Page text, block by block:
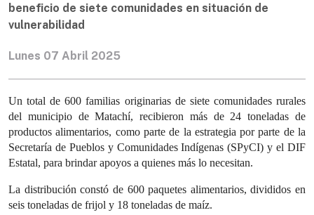
beneficio de siete comunidades en situación de
vulnerabilidad
Lunes 07 Abril 2025
Un total de 600 familias originarias de siete comunidades rurales
del municipio de Matachí, recibieron más de 24 toneladas de
productos alimentarios, como parte de la estrategia por parte de la
Secretaría de Pueblos y Comunidades Indígenas (SPyCI) y el DIF
Estatal, para brindar apoyos a quienes más lo necesitan.
La distribución constó de 600 paquetes alimentarios, divididos en
seis toneladas de frijol y 18 toneladas de maíz.